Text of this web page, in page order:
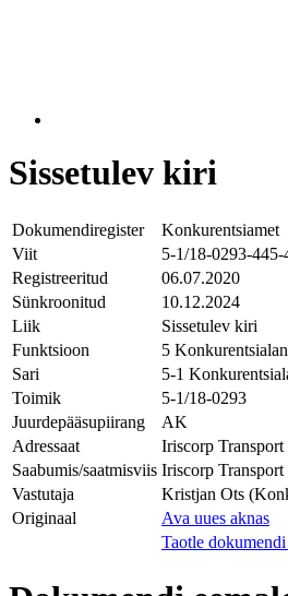
Sissetulev kiri
Dokumendiregister
Konkurentsiamet
Viit
5-1/18-0293-445-
Registreeritud
06.07.2020
Sünkroonitud
10.12.2024
Liik
Sissetulev kiri
Funktsioon
5
Sari
5-1
Toimik
5-1/18-0293
Juurdepääsupiirang
AK
Adressaat
Iriscorp
Saabumis/saatmisviis Iriscorp
Vastutaja
Kristjan Ots
Originaal
Ava uues aknas
Taotle